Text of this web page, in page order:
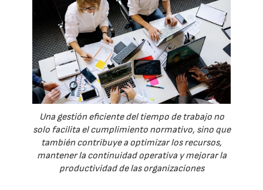
Una gestión eficiente del tiempo de trabajo no
solo facilita el cumplimiento normativo, sino que
también contribuye a optimizar los recursos,
mantener la continuidad operativa y mejorar la
productividad de las organizaciones